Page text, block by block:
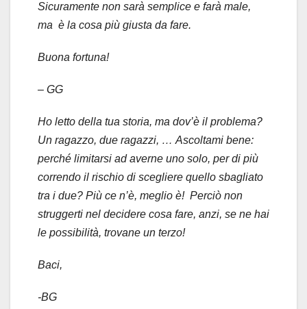
Sicuramente non sarà semplice e farà male,
ma è la cosa più giusta da fare.
Buona fortuna!
– GG
Ho letto della tua storia, ma dov’è il problema?
Un ragazzo, due ragazzi, … Ascoltami bene:
perché limitarsi ad averne uno solo, per di più
correndo il rischio di scegliere quello sbagliato
tra i due? Più ce n’è, meglio è! Perciò non
struggerti nel decidere cosa fare, anzi, se ne hai
le possibilità, trovane un terzo!
Baci,
-BG